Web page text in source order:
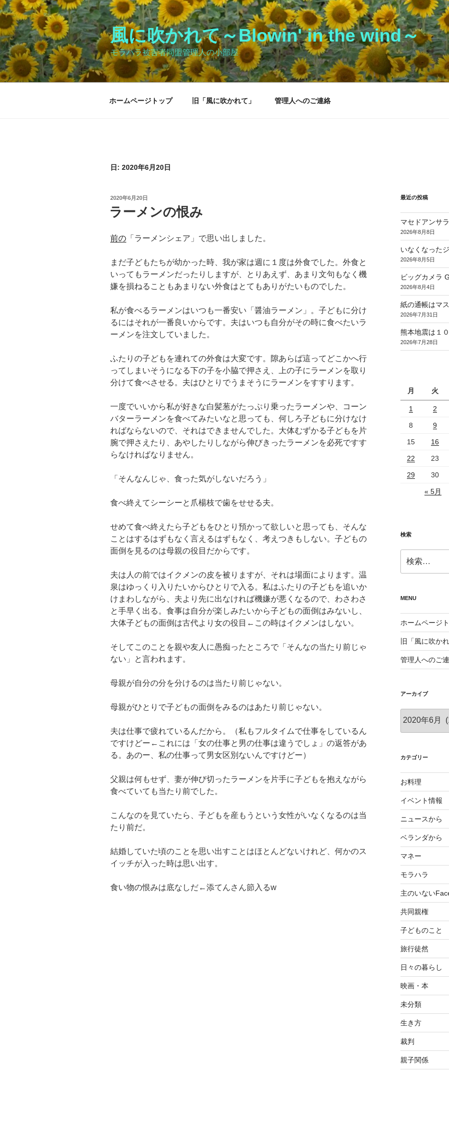
コ
ン
テ
ン
ツ
へ
ス
風に吹かれて～Blowin' in the wind～
モラハラ被害者同盟管理人の小部屋
ホームページトップ 旧「風に吹かれて」 管理人へのご連絡
日: 2020年6月20日
投
稿
日:
2020年6月20日
ラーメンの恨み
前の 「ラーメンシェア」で思い出しました。
まだ子どもたちが幼かった時、我が家は週に１度は外食でした。外食と
いってもラーメンだったりしますが、とりあえず、あまり文句もなく機
嫌を損ねることもあまりない外食はとてもありがたいものでした。
私が食べるラーメンはいつも一番安い「醤油ラーメン」。子どもに分け
るにはそれが一番良いからです。夫はいつも自分がその時に食べたいラ
ーメンを注文していました。
ふたりの子どもを連れての外食は大変です。隙あらば這ってどこかへ行
ってしまいそうになる下の子を小脇で押さえ、上の子にラーメンを取り
分けて食べさせる。夫はひとりでうまそうにラーメンをすすります。
一度でいいから私が好きな白髪葱がたっぷり乗ったラーメンや、コーン
バターラーメンを食べてみたいなと思っても、何しろ子どもに分けなけ
ればならないので、それはできませんでした。大体むずかる子どもを片
腕で押さえたり、あやしたりしながら伸びきったラーメンを必死ですす
らなければなりません。
「そんなんじゃ、食った気がしないだろう」
食べ終えてシーシーと爪楊枝で歯をせせる夫。
せめて食べ終えたら子どもをひとり預かって欲しいと思っても、そんな
ことはするはずもなく言えるはずもなく、考えつきもしない。子どもの
面倒を見るのは母親の役目だからです。
夫は人の前ではイクメンの皮を被りますが、それは場面によります。温
泉はゆっくり入りたいからひとりで入る。私はふたりの子どもを追いか
けまわしながら、夫より先に出なければ機嫌が悪くなるので、わさわさ
と手早く出る。食事は自分が楽しみたいから子どもの面倒はみないし、
大体子どもの面倒は古代より女の役目←この時はイクメンはしない。
そしてこのことを親や友人に愚痴ったところで「そんなの当たり前じゃ
ない」と言われます。
母親が自分の分を分けるのは当たり前じゃない。
母親がひとりで子どもの面倒をみるのはあたり前じゃない。
夫は仕事で疲れているんだから。（私もフルタイムで仕事をしているん
ですけどー←これには「女の仕事と男の仕事は違うでしょ」の返答があ
る。あのー、私の仕事って男女区別ないんですけどー）
父親は何もせず、妻が伸び切ったラーメンを片手に子どもを抱えながら
食べていても当たり前でした。
こんなのを見ていたら、子どもを産もうという女性がいなくなるのは当
たり前だ。
結婚していた頃のことを思い出すことはほとんどないけれど、何かのス
イッチが入った時は思い出す。
食い物の恨みは底なしだ←添てんさん節入るw
最近の投稿
マセドアンサ
2026年8月8日
いなくなった
2026年8月5日
ビッグカメラ
2026年8月4日
紙の通帳はマ
2026年7月31日
熊本地震は１
2026年7月28日
月 火
1 2
8 9
15 16
22 23
29 30
« 5月
検索
索:
MENU
ホームページ
旧「風に吹か
管理人へのご
アーカイブ
ー
ブ
カテゴリー
お料理
イベント情報
ニュースから
ベランダから
マネー
モラハラ
主のいない
共同親権
子どものこと
旅行徒然
日々の暮らし
映画・本
未分類
生き方
裁判
親子関係